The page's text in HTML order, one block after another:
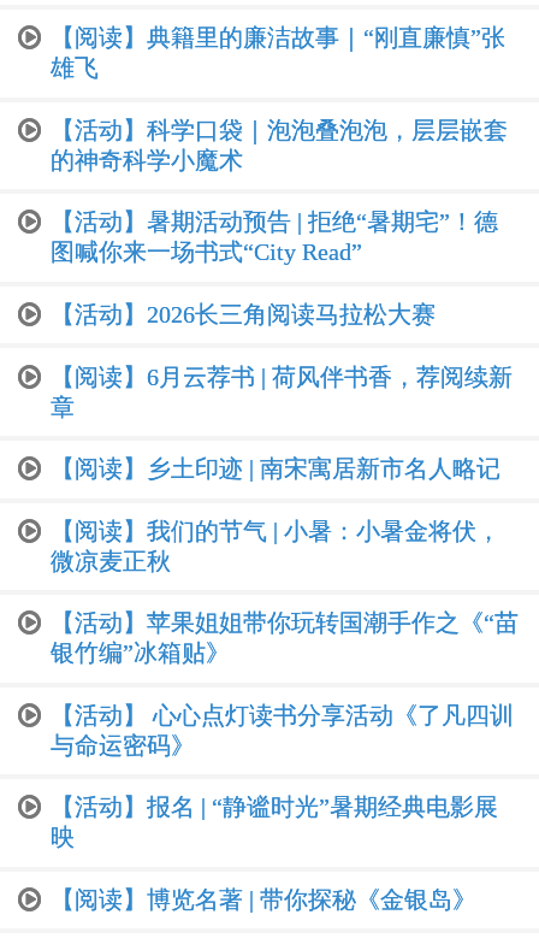
【阅读】典籍里的廉洁故事｜“刚直廉慎”张
雄飞
【活动】科学口袋｜泡泡叠泡泡，层层嵌套
的神奇科学小魔术
【活动】暑期活动预告 | 拒绝“暑期宅”！德
图喊你来一场书式“City Read”
【活动】2026长三角阅读马拉松大赛
【阅读】6月云荐书 | 荷风伴书香，荐阅续新
章
【阅读】乡土印迹 | 南宋寓居新市名人略记
【阅读】我们的节气 | 小暑：小暑金将伏，
微凉麦正秋
【活动】苹果姐姐带你玩转国潮手作之《“苗
银竹编”冰箱贴》
【活动】 心心点灯读书分享活动《了凡四训
与命运密码》
【活动】报名 | “静谧时光”暑期经典电影展
映
【阅读】博览名著 | 带你探秘《金银岛》